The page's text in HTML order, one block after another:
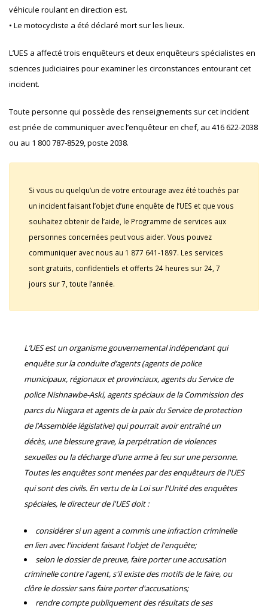
véhicule roulant en direction est.
• Le motocycliste a été déclaré mort sur les lieux.
L’UES a affecté trois enquêteurs et deux enquêteurs spécialistes en
sciences judiciaires pour examiner les circonstances entourant cet
incident.
Toute personne qui possède des renseignements sur cet incident
est priée de communiquer avec l’enquêteur en chef, au 416 622-2038
ou au 1 800 787-8529, poste 2038.
Si vous ou quelqu’un de votre entourage avez été touchés par
un incident faisant l’objet d’une enquête de l’UES et que vous
souhaitez obtenir de l’aide, le Programme de services aux
personnes concernées peut vous aider. Vous pouvez
communiquer avec nous au 1 877 641-1897. Les services
sont gratuits, confidentiels et offerts 24 heures sur 24, 7
jours sur 7, toute l’année.
L’UES est un organisme gouvernemental indépendant qui
enquête sur la conduite d’agents (agents de police
municipaux, régionaux et provinciaux, agents du Service de
police Nishnawbe-Aski, agents spéciaux de la Commission des
parcs du Niagara et agents de la paix du Service de protection
de l’Assemblée législative) qui pourrait avoir entraîné un
décès, une blessure grave, la perpétration de violences
sexuelles ou la décharge d’une arme à feu sur une personne.
Toutes les enquêtes sont menées par des enquêteurs de l'UES
qui sont des civils. En vertu de la Loi sur l'Unité des enquêtes
spéciales, le directeur de l'UES doit :
considérer si un agent a commis une infraction criminelle
en lien avec l'incident faisant l'objet de l'enquête;
selon le dossier de preuve, faire porter une accusation
criminelle contre l'agent, s'il existe des motifs de le faire, ou
clôre le dossier sans faire porter d'accusations;
rendre compte publiquement des résultats de ses